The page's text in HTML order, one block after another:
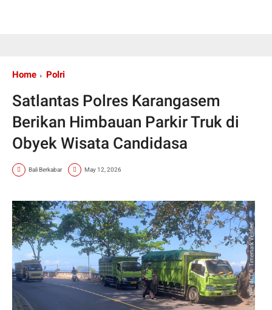
Home Polri
Satlantas Polres Karangasem
Berikan Himbauan Parkir Truk di
Obyek Wisata Candidasa
Bali Berkabar May 12, 2026